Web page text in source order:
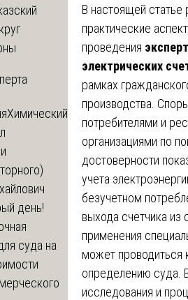
В настоящей статье
практические
проведения
электрических
рамках
производства.
потребителями и
организациями по
достоверности
учета
безучетном
выхода счетчика из
применения
может проводиться
определению суда.
исследования и
Химический
день!
суда на